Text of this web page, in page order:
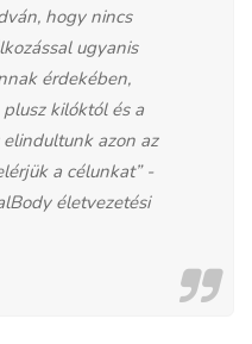
hogy nincs
ugyanis
érdekében,
kilóktól és a
azon az
a célunkat” -
életvezetési